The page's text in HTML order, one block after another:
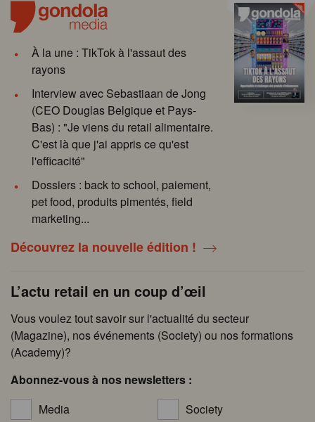
À la une : TikTok à l'assaut des
rayons
Interview avec Sebastiaan de Jong
(CEO Douglas Belgique et Pays-
Bas) : "Je viens du retail alimentaire.
C'est là que j'ai appris ce qu'est
l'efficacité"
Dossiers : back to school, paiement,
pet food, produits pimentés, field
marketing...
Découvrez la nouvelle édition !
L’actu retail en un coup d’œil
Vous voulez tout savoir sur l'actualité du secteur
(Magazine), nos événements (Society) ou nos formations
(Academy)?
Abonnez-vous à nos newsletters :
Media
Society